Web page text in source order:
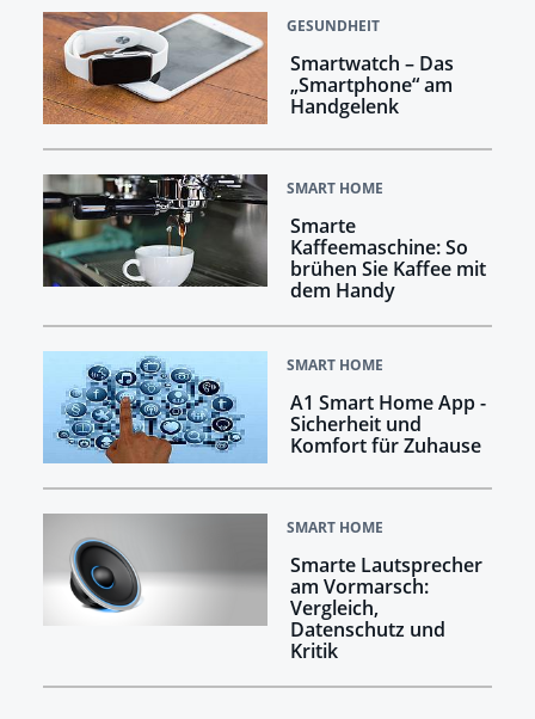
GESUNDHEIT
Smartwatch – Das
„Smartphone“ am
Handgelenk
SMART HOME
Smarte
Kaffeemaschine: So
brühen Sie Kaffee mit
dem Handy
SMART HOME
A1 Smart Home App -
Sicherheit und
Komfort für Zuhause
SMART HOME
Smarte Lautsprecher
am Vormarsch:
Vergleich,
Datenschutz und
Kritik